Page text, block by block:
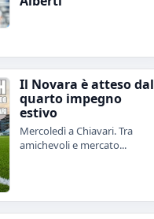
Il Novara è atteso dal
quarto impegno
estivo
Mercoledì a Chiavari. Tra
amichevoli e mercato...